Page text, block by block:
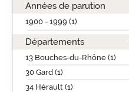
Années de parution
1900 - 1999 (1)
Départements
13 Bouches-du-Rhône (1)
30 Gard (1)
34 Hérault (1)